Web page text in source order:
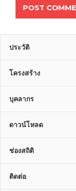
ประวัติ
โครงสร้าง
บุคลากร
ดาวน์โหลด
ช่องสถิติ
ติดต่อ